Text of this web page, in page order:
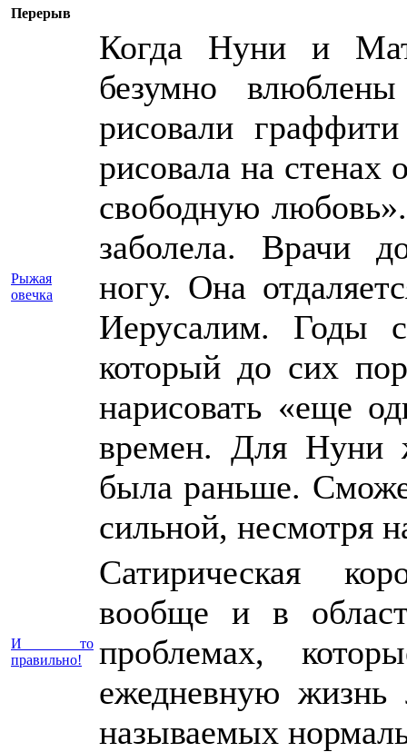
Рыжая
овечка
Когда Нуни и
безумно
рисовали
рисовала на
свободную
заболела. Врачи
ногу. Она
Иерусалим. Годы
который до сих
нарисовать «еще
времен. Для Нуни
была раньше.
сильной, несмотря
И то
правильно!
Сатирическая
вообще и в
проблемах,
ежедневную
называемых